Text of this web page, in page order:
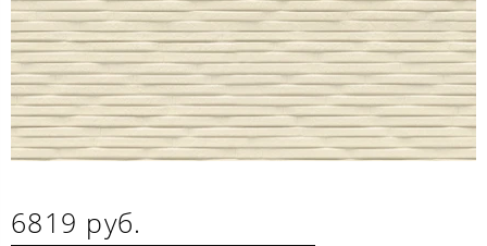
6819 руб.